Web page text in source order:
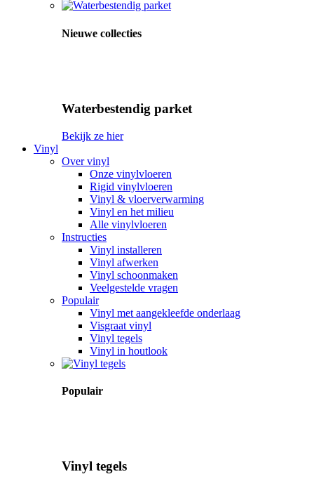
Nieuwe collecties
Waterbestendig parket
Bekijk ze hier
Vinyl
Over vinyl
Onze vinylvloeren
Rigid vinylvloeren
Vinyl & vloerverwarming
Vinyl en het milieu
Alle vinylvloeren
Instructies
Vinyl installeren
Vinyl afwerken
Vinyl schoonmaken
Veelgestelde vragen
Populair
Vinyl met aangekleefde onderlaag
Visgraat vinyl
Vinyl tegels
Vinyl in houtlook
Populair
Vinyl tegels